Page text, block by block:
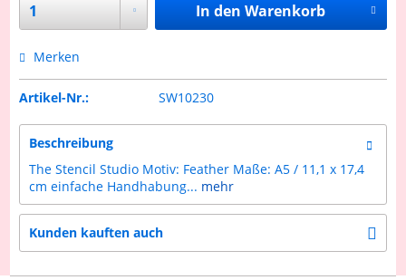
In den Warenkorb
Merken
Artikel-Nr.: SW10230
Beschreibung
The Stencil Studio Motiv: Feather Maße: A5 / 11,1 x 17,4
cm einfache Handhabung... mehr
Kunden kauften auch